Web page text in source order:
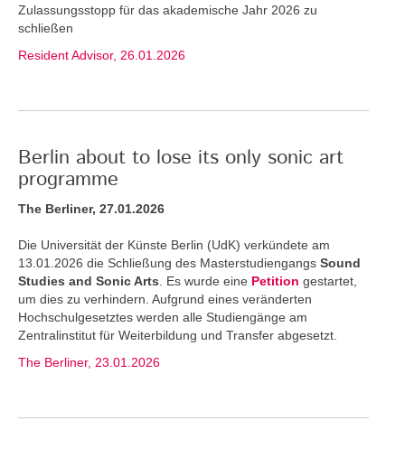
Zulassungsstopp für das akademische Jahr 2026 zu
schließen
Resident Advisor, 26.01.2026
Berlin about to lose its only sonic art
programme
The Berliner, 27.01.2026
Die Universität der Künste Berlin (UdK) verkündete am
13.01.2026 die Schließung des Masterstudiengangs Sound
Studies and Sonic Arts . Es wurde eine Petition gestartet,
um dies zu verhindern. Aufgrund eines veränderten
Hochschulgesetztes werden alle Studiengänge am
Zentralinstitut für Weiterbildung und Transfer abgesetzt.
The Berliner, 23.01.2026